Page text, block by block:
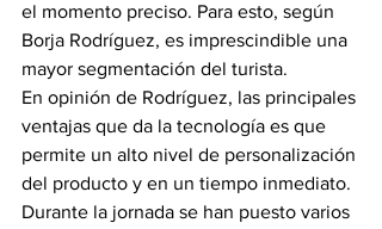
el momento preciso. Para esto, según
Borja Rodríguez, es imprescindible una
mayor segmentación del turista.
En opinión de Rodríguez, las principales
ventajas que da la tecnología es que
permite un alto nivel de personalización
del producto y en un tiempo inmediato.
Durante la jornada se han puesto varios